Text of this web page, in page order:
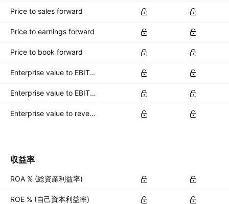
Price to sales forward
Price to earnings forward
Price to book forward
Enterprise value to EBITDA forward
Enterprise value to EBIT forward
Enterprise value to revenue forward
収益率
ROA % (総資産利益率)
ROE % (自己資本利益率)